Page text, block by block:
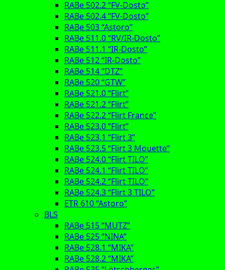
RABe 502.2 “FV-Dosto”
RABe 502.4 “FV-Dosto”
RABe 503 “Astoro”
RABe 511.0 “RV/IR-Dosto”
RABe 511.1 “IR-Dosto”
RABe 512 “IR-Dosto”
RABe 514 “DTZ”
RABe 520 “GTW”
RABe 521.0 “Flirt”
RABe 521.2 “Flirt”
RABe 522.2 “Flirt France”
RABe 523.0 “Flirt”
RABe 523.1 “Flirt 3”
RABe 523.5 “Flirt 3 Mouette”
RABe 524.0 “Flirt TILO”
RABe 524.1 “Flirt TILO”
RABe 524.2 “Flirt TILO”
RABe 524.3 “Flirt 3 TILO”
ETR 610 “Astoro”
BLS
RABe 515 “MUTZ”
RABe 525 “NINA”
RABe 528.1 “MIKA”
RABe 528.2 “MIKA”